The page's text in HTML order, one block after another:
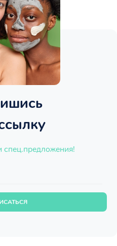
спец.предложения!